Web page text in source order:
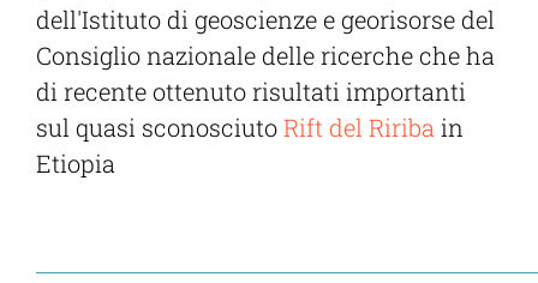
dell'Istituto di geoscienze e georisorse del
Consiglio nazionale delle ricerche che ha
di recente ottenuto risultati importanti
sul quasi sconosciutoRift del Ririba in
Etiopia